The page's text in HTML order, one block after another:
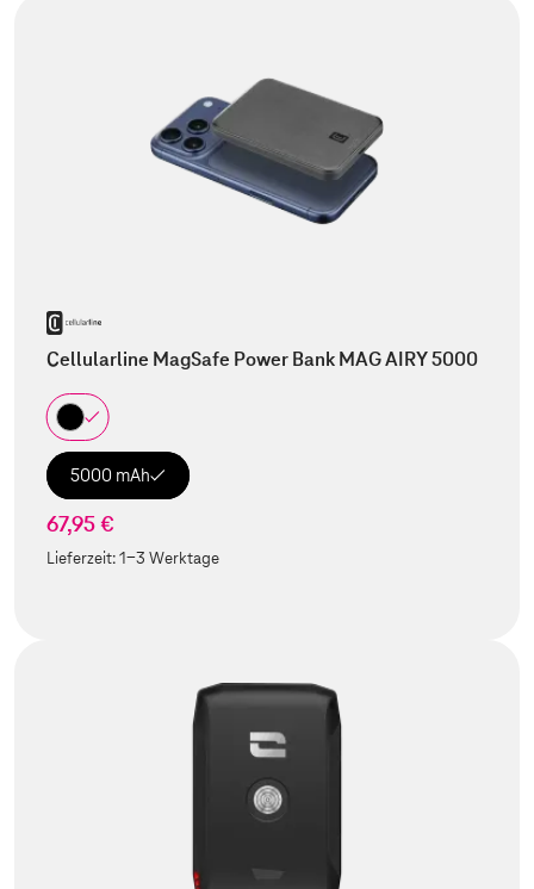
Cellularline MagSafe Power Bank MAG AIRY 5000
5000 mAh
67,95 €
Lieferzeit:1-3 Werktage